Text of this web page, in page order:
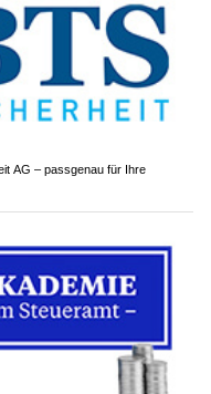
AG – passgenau für Ihre